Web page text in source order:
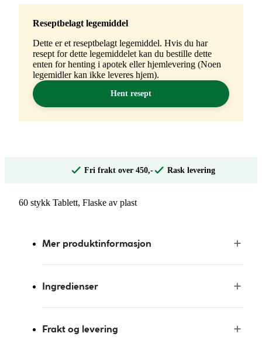
Reseptbelagt legemiddel
Dette er et reseptbelagt legemiddel. Hvis du har
resept for dette legemiddelet kan du bestille dette
enten for henting i apotek eller hjemlevering (Noen
legemidler kan ikke leveres hjem).
Hent resept
Fri frakt over 450,- Rask levering
60 stykk Tablett, Flaske av plast
Mer produktinformasjon
Ingredienser
Frakt og levering